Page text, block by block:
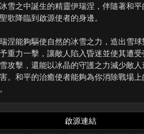
雪之中誕生的精靈伊瑞涅，伴隨著和
歌降臨到啟源使者的身邊。
涅能夠驅使自然的冰雪之力，造出雪球
重力一擊，讓敵人陷入昏迷並使其遭受
攻擊，還能以冰晶的守護之力減少敵人
。和平的治癒使者能夠為你消除戰場
啟源連結